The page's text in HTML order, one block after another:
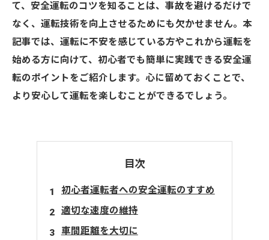
て、安全運転のコツを知ることは、事故を避けるだけで
なく、運転技術を向上させるためにも欠かせません。本
記事では、運転に不安を感じている方やこれから運転を
始める方に向けて、初心者でも簡単に実践できる安全運
転のポイントをご紹介します。心に留めておくことで、
より安心して運転を楽しむことができるでしょう。
目次
初心者運転者への安全運転のすすめ
適切な速度の維持
車間距離を大切に